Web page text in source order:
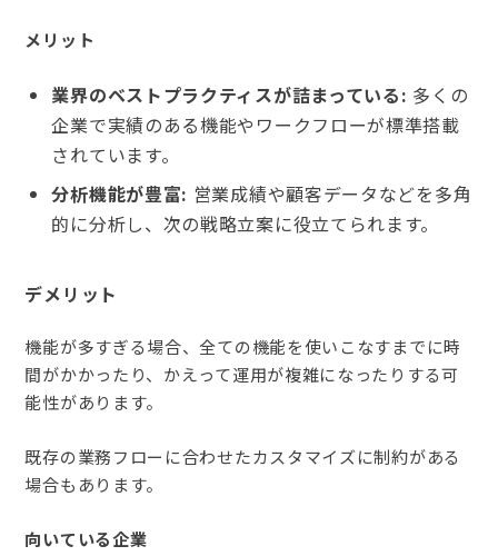
メリット
業界のベストプラクティスが詰まっている: 多くの
企業で実績のある機能やワークフローが標準搭載
されています。
分析機能が豊富: 営業成績や顧客データなどを多角
的に分析し、次の戦略立案に役立てられます。
デメリット
機能が多すぎる場合、全ての機能を使いこなすまでに時
間がかかったり、かえって運用が複雑になったりする可
能性があります。
既存の業務フローに合わせたカスタマイズに制約がある
場合もあります。
向いている企業